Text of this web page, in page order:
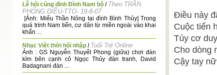
Lễ hội cúng đình Đình Nam bộ / Theo TRẦN
PHỎNG DIỀU-TTO- 19-8-07
[Ảnh: Miếu Thần Nông tại đình Bình Thủy] Trong
quá trình Nam tiến, cư dân từ miền ngoài vào khai
khẩn ...
Nhạc Việt thời hội nhập / Tuổi Trẻ Online
Ảnh : GS Nguyễn Thuyết Phong (giữa) chơi đàn
kìm bên cạnh cô Ngọc Thủy đàn tranh, David
Badagnani đàn ...
Điều này
Cuộc tiến
Tùy cơ
Cho dòng
Cậy tay